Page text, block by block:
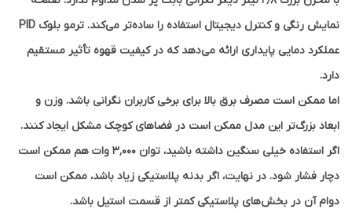
نمایش رنگی و کنترل دیجیتال استفاده را ساده‌تر می‌کند. ترمو بلوک PID
عملکرد دمایی پایداری ارائه می‌دهد که در کیفیت قهوه تأثیر مستقیم
دارد.
اما ممکن است مصرف برق بالا برای برخی کاربران نگرانی باشد. وزن و
ابعاد بزرگ‌تر این مدل ممکن است در فضاهای کوچک مشکل ایجاد کنند.
اگر استفاده خیلی سنگین داشته باشید، توان ۳٬۰۰۰ وات هم ممکن است
دچار فشار شود. در نهایت، اگر بدنه پلاستیکی زیاد باشد، ممکن است
دوام آن در بخش‌های پلاستیکی کمتر از قسمت استیل باشد.